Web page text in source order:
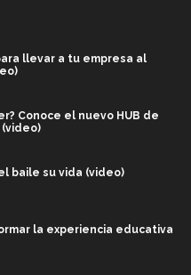
llevar a tu empresa al
Conoce el nuevo HUB de
baile su vida (video)
la experiencia educativa